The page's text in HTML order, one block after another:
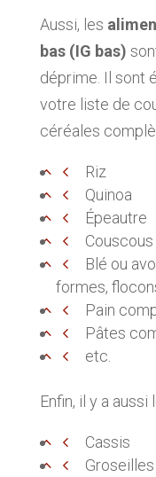
Aussi, les
bas (IG bas)
déprime. Il sont
votre liste de
céréales
Riz
Quinoa
Épeautre
Couscous
Blé ou
formes,
Pain
Pâtes
etc.
Enfin, il y a aussi
Cassis
Groseilles